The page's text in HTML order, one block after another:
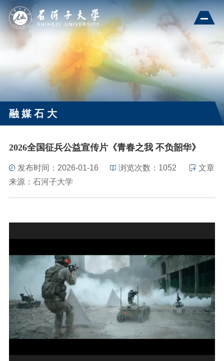
融媒石大
2026全国征兵公益宣传片《青春之我 不负韶华》
发布时间：2026-01-16 浏览次数： 1052
文章
来源：石河子大学